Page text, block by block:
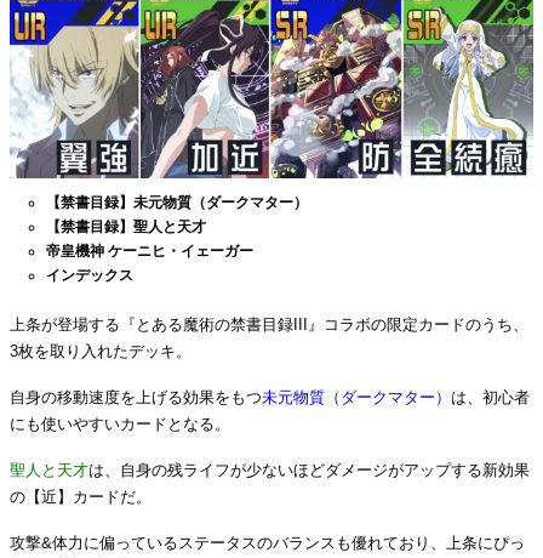
【禁書目録】未元物質（ダークマター）
【禁書目録】聖人と天才
帝皇機神 ケーニヒ・イェーガー
インデックス
上条が登場する『とある魔術の禁書目録III』コラボの限定カードのうち、
3枚を取り入れたデッキ。
自身の移動速度を上げる効果をもつ未元物質（ダークマター） は、初心者
にも使いやすいカードとなる。
聖人と天才は、自身の残ライフが少ないほどダメージがアップする新効果
の【近】カードだ。
攻撃&体力に偏っているステータスのバランスも優れており、上条にぴっ